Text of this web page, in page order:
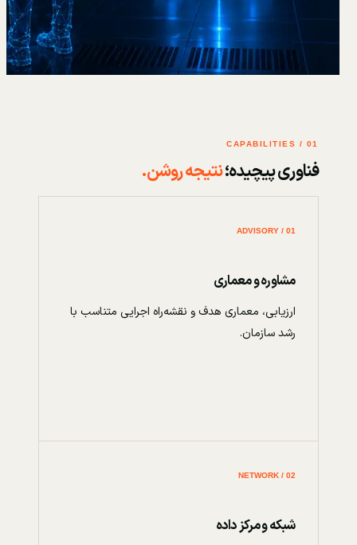
01 / CAPABILITIES
فناوری پیچیده؛نتیجه روشن.
01 / ADVISORY
مشاوره و معماری
ارزیابی، معماری هدف و نقشه‌راه اجرایی متناسب با
رشد سازمان.
02 / NETWORK
شبکه و مرکز داده